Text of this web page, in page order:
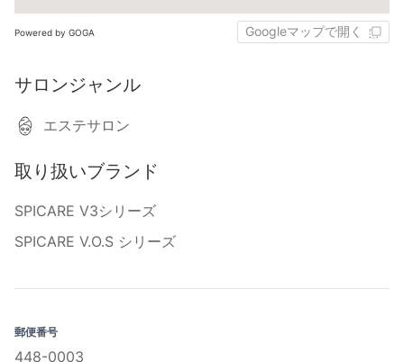
Powered by GOGA Googleマップで開く
サロンジャンル
エステサロン
取り扱いブランド
SPICARE V3シリーズ
SPICARE V.O.S シリーズ
郵便番号
448-0003